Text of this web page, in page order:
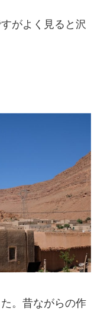
がよく見ると沢
。昔ながらの作